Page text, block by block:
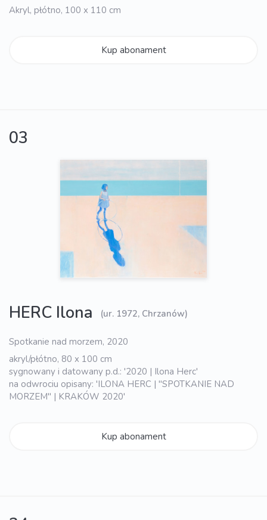
Akryl, płótno, 100 x 110 cm
Kup abonament
03
HERC Ilona (ur. 1972, Chrzanów)
Spotkanie nad morzem, 2020
akryl/płótno, 80 x 100 cm
sygnowany i datowany p.d.: '2020 | Ilona Herc'
na odwrociu opisany: 'ILONA HERC | "SPOTKANIE NAD
MORZEM" | KRAKÓW 2020'
Kup abonament